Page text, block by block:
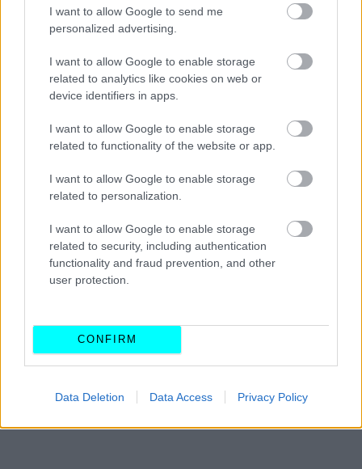
I want to allow Google to send me
personalized advertising.
I want to allow Google to enable storage
related to analytics like cookies on web or
device identifiers in apps.
I want to allow Google to enable storage
related to functionality of the website or app.
I want to allow Google to enable storage
related to personalization.
I want to allow Google to enable storage
related to security, including authentication
functionality and fraud prevention, and other
user protection.
CONFIRM
Data Deletion Data Access Privacy Policy
Το μεγάλο ερώτημα αφορά πλέον τη μορφή που θα έχει
ένα πιθανό νέο Fiesta. Η Ford δεν έχει αποκαλύψει
ακόμη τεχνικές λεπτομέρειες, ωστόσοόλα δείχνουν ότι
η νέα γενιά θα κινηθεί προς την ηλεκτροκίνηση.
παραγωγή
ηλεκτρικών οχημάτων στην Ευρώπηκαι αρκετές
να εξελιχθεί σεαμιγώς ηλεκτρικό hatchback.